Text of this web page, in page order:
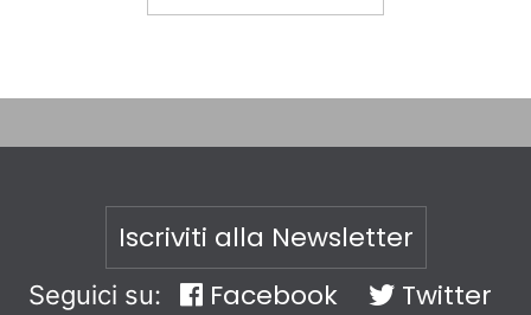
Iscriviti alla Newsletter
Seguici su: Facebook
Twitter